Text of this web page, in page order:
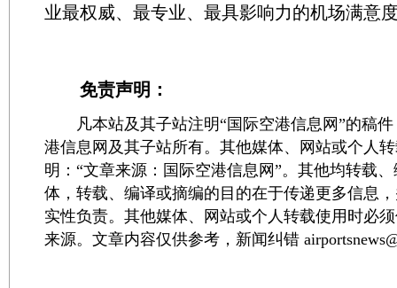
业最权威、最专业、最具影响力的机场满意
免责声明：
凡本站及其子站注明“国际空港信息网”的稿件
港信息网及其子站所有。其他媒体、网站或个人
明：“文章来源：国际空港信息网”。其他均转载
体，转载、编译或摘编的目的在于传递更多信息
实性负责。其他媒体、网站或个人转载使用时必
来源。文章内容仅供参考，新闻纠错